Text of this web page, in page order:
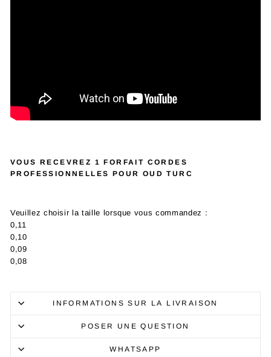
VOUS RECEVREZ 1 FORFAIT CORDES
PROFESSIONNELLES POUR OUD TURC
Veuillez choisir la taille lorsque vous commandez :
0,11
0,10
0,09
0,08
INFORMATIONS SUR LA LIVRAISON
POSER UNE QUESTION
WHATSAPP